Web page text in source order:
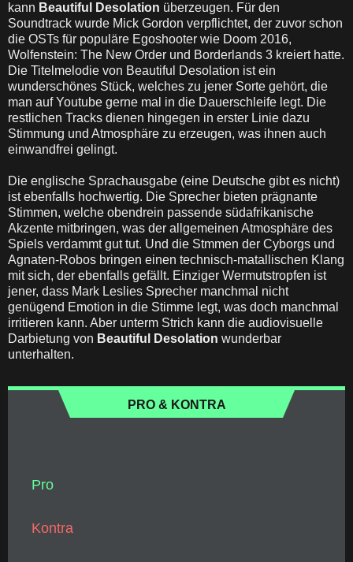
kann Beautiful Desolation überzeugen. Für den
Soundtrack wurde Mick Gordon verpflichtet, der zuvor schon
die OSTs für populäre Egoshooter wie Doom 2016,
Wolfenstein: The New Order und Borderlands 3 kreiert hatte.
Die Titelmelodie von Beautiful Desolation ist ein
wunderschönes Stück, welches zu jener Sorte gehört, die
man auf Youtube gerne mal in die Dauerschleife legt. Die
restlichen Tracks dienen hingegen in erster Linie dazu
Stimmung und Atmosphäre zu erzeugen, was ihnen auch
einwandfrei gelingt.
Die englische Sprachausgabe (eine Deutsche gibt es nicht)
ist ebenfalls hochwertig. Die Sprecher bieten prägnante
Stimmen, welche obendrein passende südafrikanische
Akzente mitbringen, was der allgemeinen Atmosphäre des
Spiels verdammt gut tut. Und die Stmmen der Cyborgs und
Agnaten-Robos bringen einen technisch-matallischen Klang
mit sich, der ebenfalls gefällt. Einziger Wermutstropfen ist
jener, dass Mark Leslies Sprecher manchmal nicht
genügend Emotion in die Stimme legt, was doch manchmal
irritieren kann. Aber unterm Strich kann die audiovisuelle
Darbietung von Beautiful Desolation wunderbar
unterhalten.
PRO & KONTRA
Pro
Kontra